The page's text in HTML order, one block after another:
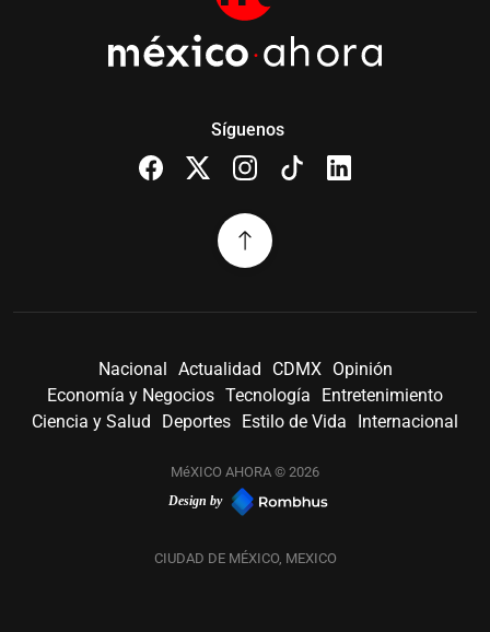
Síguenos
Nacional Actualidad CDMX
Opinión
Economía y Negocios Tecnología
Entretenimiento
Ciencia y Salud
Deportes Estilo de Vida Internacional
MéXICO AHORA © 2026
Design by
CIUDAD DE MÉXICO, MEXICO